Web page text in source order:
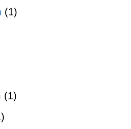
(1)
(1)